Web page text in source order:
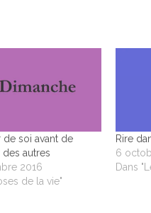
de soi avant de
des autres
2016
de la vie"
Rire
6
Dans